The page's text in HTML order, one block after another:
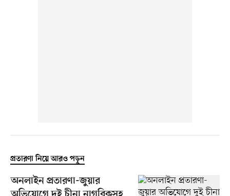
প্রতারণা নিয়ে আরও পড়ুন
অনলাইন প্রতারণা-জুয়ার